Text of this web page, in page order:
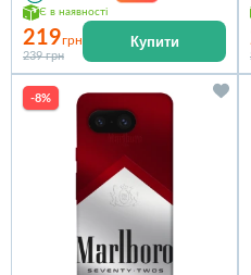
Є в наявності
219грн
239 грн
Купити
-8%